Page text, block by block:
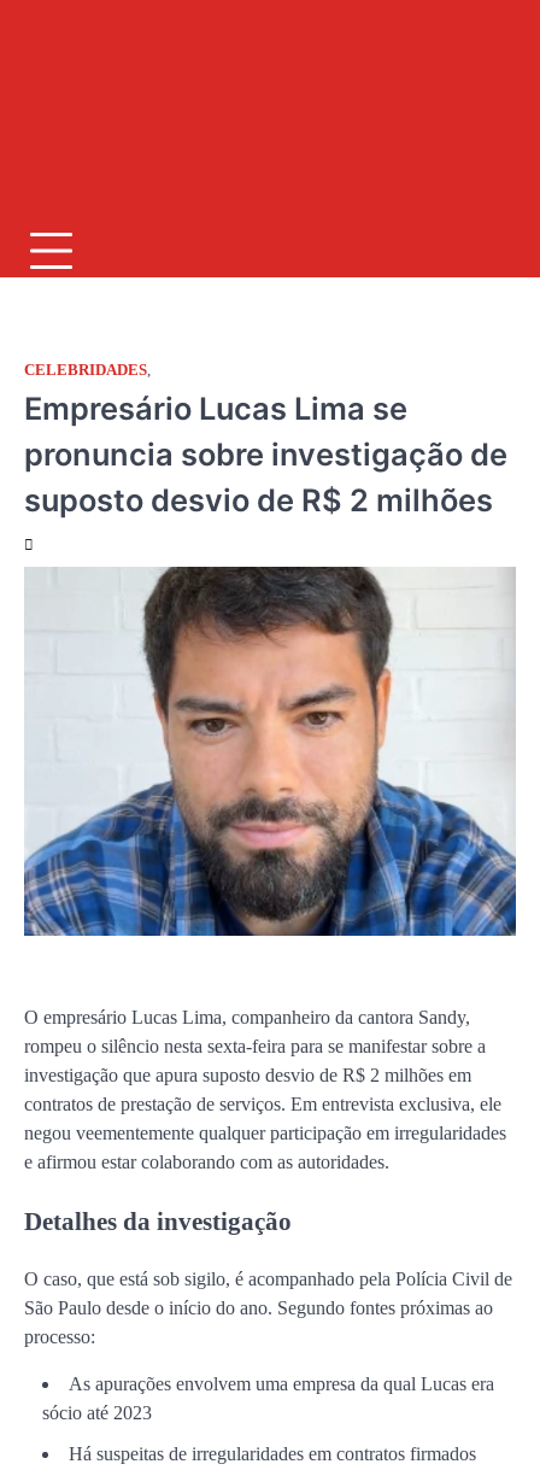
CELEBRIDADES,
Empresário Lucas Lima se
pronuncia sobre investigação de
suposto desvio de R$ 2 milhões
O empresário Lucas Lima, companheiro da cantora Sandy,
rompeu o silêncio nesta sexta-feira para se manifestar sobre a
investigação que apura suposto desvio de R$ 2 milhões em
contratos de prestação de serviços. Em entrevista exclusiva, ele
negou veementemente qualquer participação em irregularidades
e afirmou estar colaborando com as autoridades.
Detalhes da investigação
O caso, que está sob sigilo, é acompanhado pela Polícia Civil de
São Paulo desde o início do ano. Segundo fontes próximas ao
processo:
As apurações envolvem uma empresa da qual Lucas era
sócio até 2023
Há suspeitas de irregularidades em contratos firmados